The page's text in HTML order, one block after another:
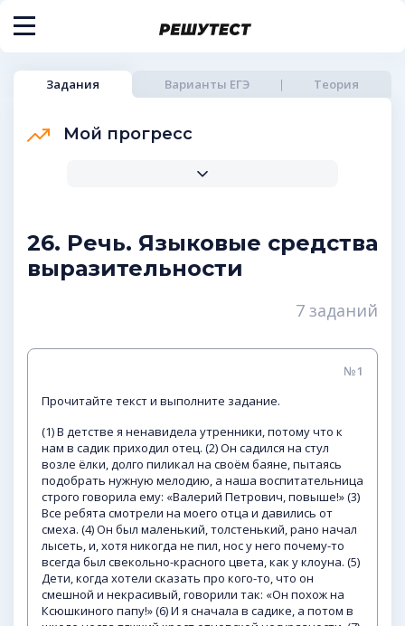
Задания Варианты ЕГЭ Теория
Мой прогресс
26. Речь. Языковые средства
выразительности
7 заданий
№1
Прочитайте текст и выполните задание.
(1) В детстве я ненавидела утренники, потому что к
нам в садик приходил отец. (2) Он садился на стул
возле ёлки, долго пиликал на своём баяне, пытаясь
подобрать нужную мелодию, а наша воспитательница
строго говорила ему: «Валерий Петрович, повыше!» (3)
Все ребята смотрели на моего отца и давились от
смеха. (4) Он был маленький, толстенький, рано начал
лысеть, и, хотя никогда не пил, нос у него почему-то
всегда был свекольно-красного цвета, как у клоуна. (5)
Дети, когда хотели сказать про кого-то, что он
смешной и некрасивый, говорили так: «Он похож на
Ксюшкиного папу!» (6) И я сначала в садике, а потом в